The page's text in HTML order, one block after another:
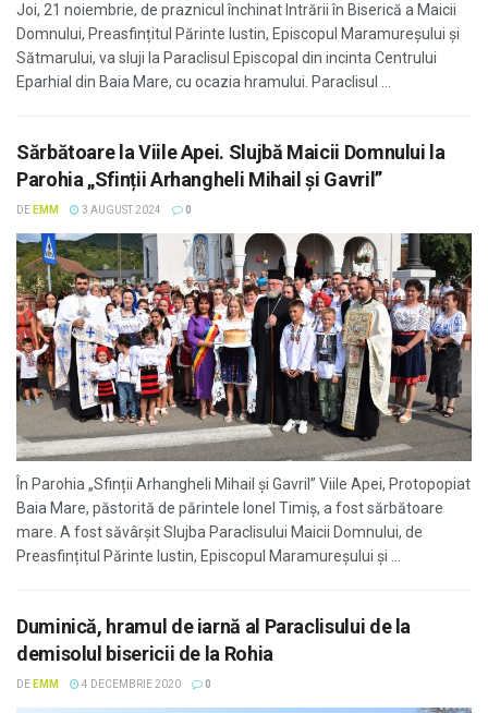
Joi, 21 noiembrie, de praznicul închinat Intrării în Biserică a Maicii
Domnului, Preasfințitul Părinte Iustin, Episcopul Maramureșului și
Sătmarului, va sluji la Paraclisul Episcopal din incinta Centrului
Eparhial din Baia Mare, cu ocazia hramului. Paraclisul ...
Sărbătoare la Viile Apei. Slujbă Maicii Domnului la
Parohia „Sfinții Arhangheli Mihail și Gavril”
DE EMM 3 AUGUST 2024 0
În Parohia „Sfinții Arhangheli Mihail și Gavril” Viile Apei, Protopopiat
Baia Mare, păstorită de părintele Ionel Timiș, a fost sărbătoare
mare. A fost săvârșit Slujba Paraclisului Maicii Domnului, de
Preasfințitul Părinte Iustin, Episcopul Maramureșului și ...
Duminică, hramul de iarnă al Paraclisului de la
demisolul bisericii de la Rohia
DE EMM 4 DECEMBRIE 2020 0